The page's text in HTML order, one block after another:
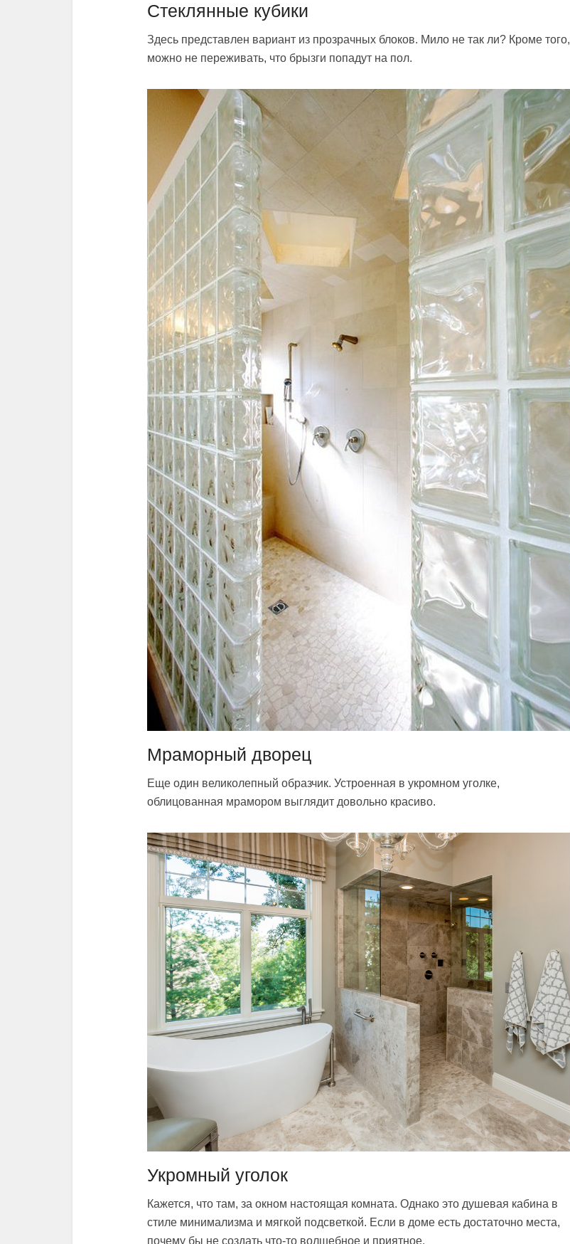
Стеклянные кубики
Здесь представлен вариант из прозрачных блоков. Мило не так ли? Кроме того,
можно не переживать, что брызги попадут на пол.
Мраморный дворец
Еще один великолепный образчик. Устроенная в укромном уголке,
облицованная мрамором выглядит довольно красиво.
Укромный уголок
Кажется, что там, за окном настоящая комната. Однако это душевая кабина в
стиле минимализма и мягкой подсветкой. Если в доме есть достаточно места,
почему бы не создать что-то волшебное и приятное.